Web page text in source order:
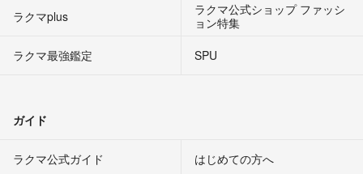
ラクマplus
ラクマ公式ショップ ファッシ
ョン特集
ラクマ最強鑑定
SPU
ガイド
ラクマ公式ガイド はじめての方へ